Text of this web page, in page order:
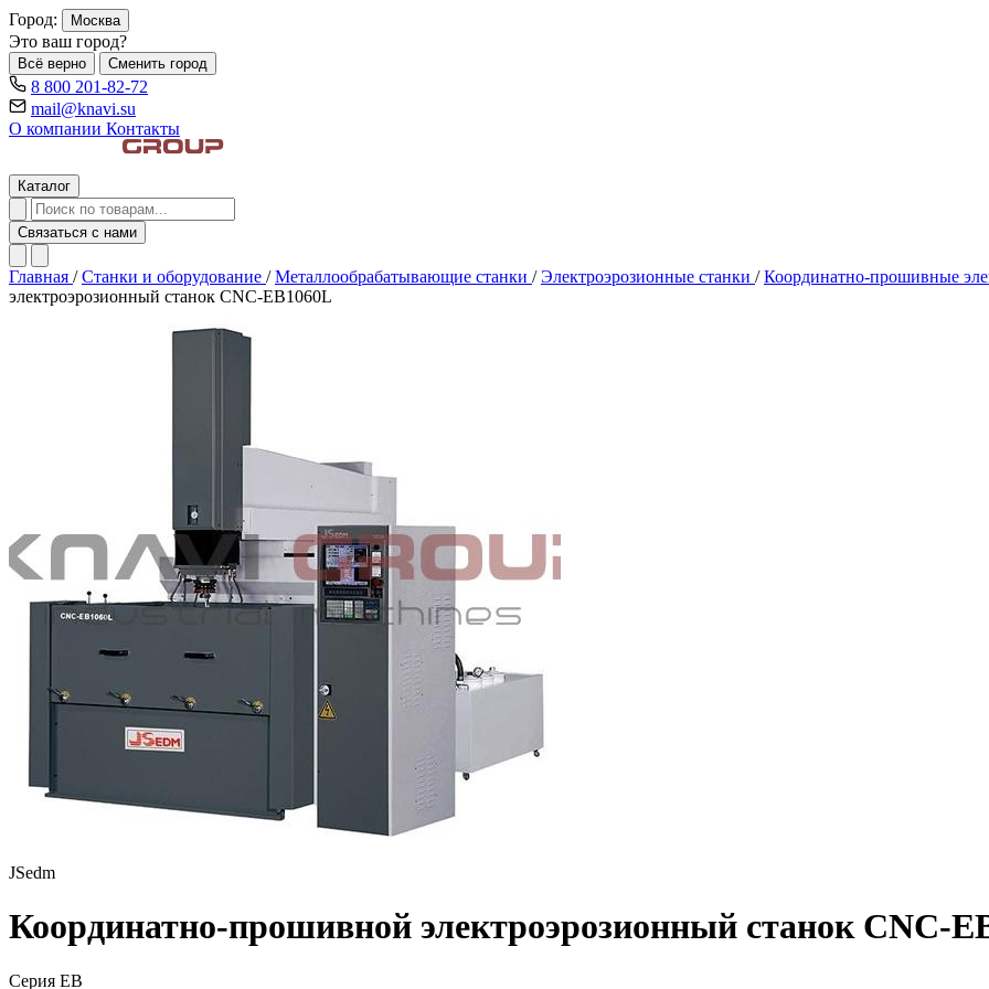
Город: Москва
Это ваш город?
Всё верно Сменить город
8 800 201-82-72
mail@knavi.su
О компании Контакты
Каталог
Связаться с нами
Главная / Станки и оборудование / Металлообрабатывающие станки / Электроэрозионные станки / Координатно-прошивные
электроэрозионный станок CNC-EB1060L
JSedm
Координатно-прошивной электроэрозионный станок CNC-
Серия EB